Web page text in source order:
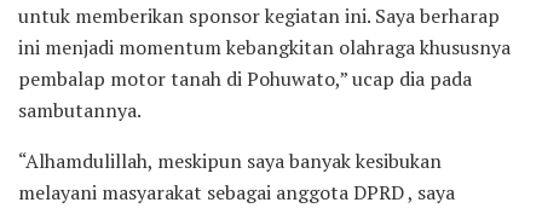
untuk memberikan sponsor kegiatan ini. Saya berharap
ini menjadi momentum kebangkitan olahraga khususnya
pembalap motor tanah di Pohuwato,” ucap dia pada
sambutannya.
“Alhamdulillah, meskipun saya banyak kesibukan
melayani masyarakat sebagai anggota DPRD , saya